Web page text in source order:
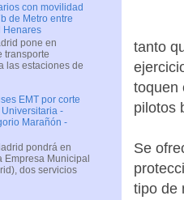
tanto
toquen
pilotos
Se
tipo de
con movilidad
de Metro entre
Henares
pone en
transporte
las estaciones de
EMT por corte
-
Marañón -
pondrá en
Empresa Municipal
dos servicios